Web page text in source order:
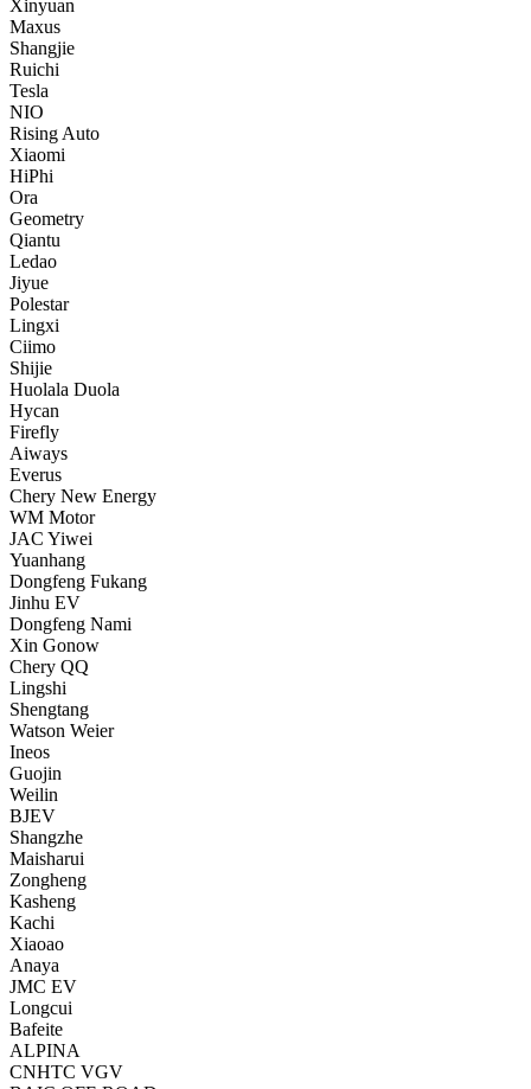
Xinyuan
Maxus
Shangjie
Ruichi
Tesla
NIO
Rising Auto
Xiaomi
HiPhi
Ora
Geometry
Qiantu
Ledao
Jiyue
Polestar
Lingxi
Ciimo
Shijie
Huolala Duola
Hycan
Firefly
Aiways
Everus
Chery New Energy
WM Motor
JAC Yiwei
Yuanhang
Dongfeng Fukang
Jinhu EV
Dongfeng Nami
Xin Gonow
Chery QQ
Lingshi
Shengtang
Watson Weier
Ineos
Guojin
Weilin
BJEV
Shangzhe
Maisharui
Zongheng
Kasheng
Kachi
Xiaoao
Anaya
JMC EV
Longcui
Bafeite
ALPINA
CNHTC VGV